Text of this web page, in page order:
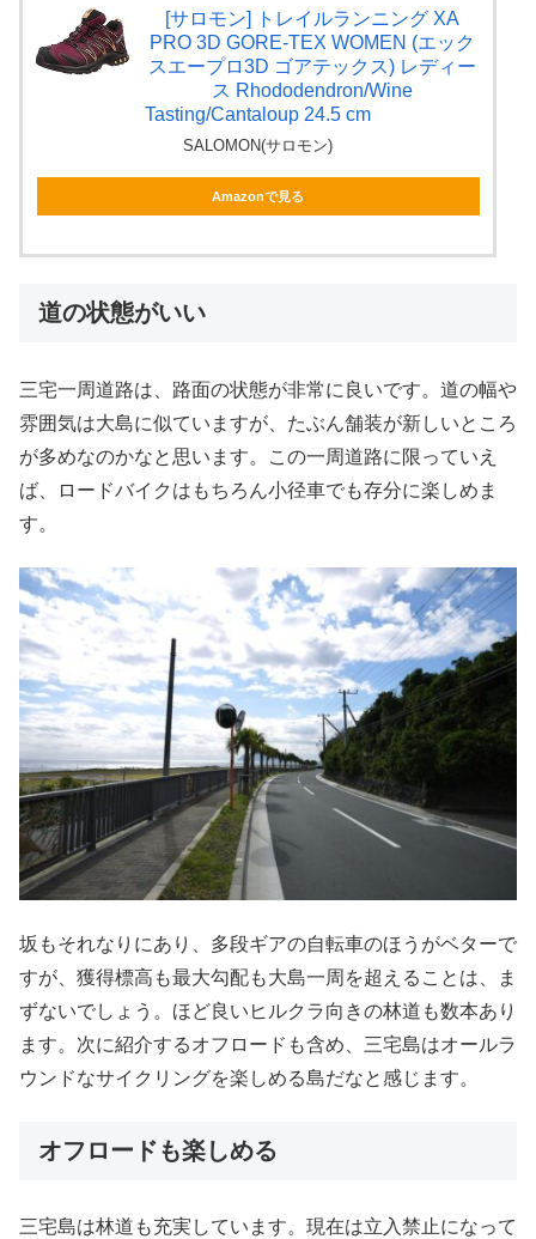
[サロモン] トレイルランニング XA
PRO 3D GORE-TEX WOMEN (エック
スエープロ3D ゴアテックス) レディー
ス Rhododendron/Wine
Tasting/Cantaloup 24.5 cm
SALOMON(サロモン)
Amazonで見る
道の状態がいい
三宅一周道路は、路面の状態が非常に良いです。道の幅や
雰囲気は大島に似ていますが、たぶん舗装が新しいところ
が多めなのかなと思います。この一周道路に限っていえ
ば、ロードバイクはもちろん小径車でも存分に楽しめま
す。
坂もそれなりにあり、多段ギアの自転車のほうがベターで
すが、獲得標高も最大勾配も大島一周を超えることは、ま
ずないでしょう。ほど良いヒルクラ向きの林道も数本あり
ます。次に紹介するオフロードも含め、三宅島はオールラ
ウンドなサイクリングを楽しめる島だなと感じます。
オフロードも楽しめる
三宅島は林道も充実しています。現在は立入禁止になって